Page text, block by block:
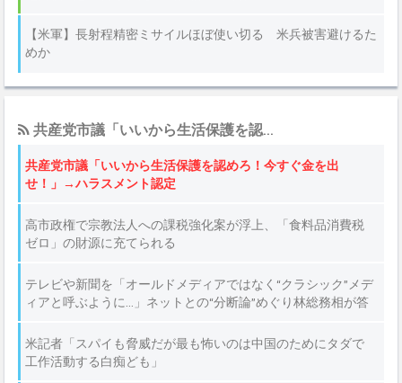
共産党市議「いいから生活保護を認...
共産党市議「いいから生活保護を認めろ！今すぐ金を出
せ！」→ハラスメント認定
高市政権で宗教法人への課税強化案が浮上、「食料品消費税
ゼロ」の財源に充てられる
テレビや新聞を「オールドメディアではなく“クラシック”メデ
ィアと呼ぶように…」ネットとの“分断論”めぐり林総務相が答
米記者「スパイも脅威だが最も怖いのは中国のためにタダで
工作活動する白痴ども」